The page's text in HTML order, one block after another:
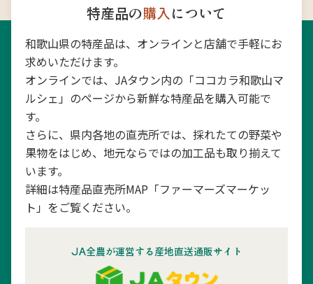
特産品の購入について
和歌山県の特産品は、オンラインと店舗で手軽にお
求めいただけます。
オンラインでは、JAタウン内の「ココカラ和歌山マ
ルシェ」のページから新鮮な特産品を購入可能で
す。
さらに、県内各地の直売所では、採れたての野菜や
果物をはじめ、地元ならではの加工品も取り揃えて
います。
詳細は特産品直売所MAP「ファーマーズマーケッ
ト」をご覧ください。
JA全農が運営する産地直送通販サイト